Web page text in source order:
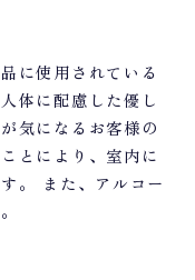
に使用されている
体に配慮した優し
気になるお客様の
とにより、室内に
。 また、アルコー